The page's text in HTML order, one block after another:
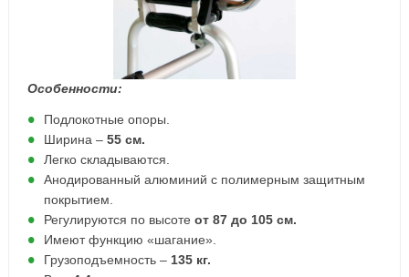
Особенности:
Подлокотные опоры.
Ширина – 55 см.
Легко складываются.
Анодированный алюминий c полимерным защитным
покрытием.
Регулируются по высоте от 87 до 105 см.
Имеют функцию «шагание».
Грузоподъемность – 135 кг.